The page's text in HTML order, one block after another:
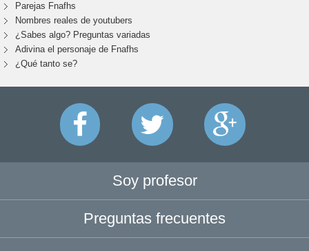
Parejas Fnafhs
Nombres reales de youtubers
¿Sabes algo? Preguntas variadas
Adivina el personaje de Fnafhs
¿Qué tanto se?
Soy profesor
Preguntas frecuentes